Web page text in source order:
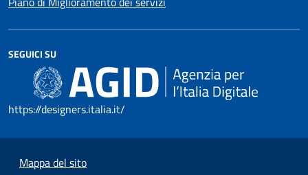
SEGUICI SU
https://designers.italia.it/
Mappa del sito